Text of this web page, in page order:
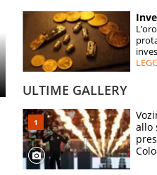
ULTIME GALLERY
allo